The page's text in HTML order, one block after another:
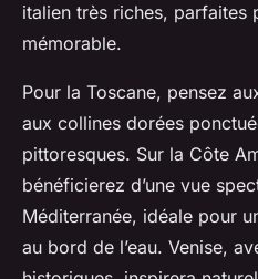
italien très riches, parfaites
mémorable.
Pour la Toscane, pensez
aux collines dorées
pittoresques. Sur la Côte
bénéficierez d’une vue
Méditerranée, idéale pour
au bord de l’eau. Venise,